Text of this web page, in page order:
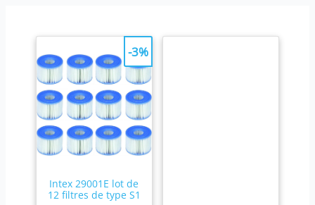
Intex 29001E lot de
12 filtres de type S1
-3%